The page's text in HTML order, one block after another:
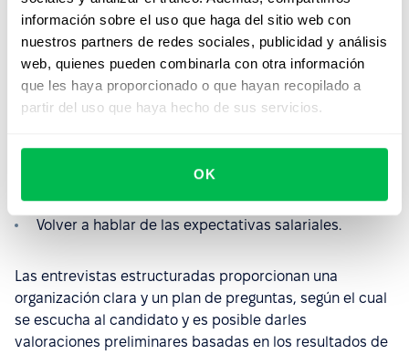
información sobre el uso que haga del sitio web con
nuestros partners de redes sociales, publicidad y análisis
web, quienes pueden combinarla con otra información
que les haya proporcionado o que hayan recopilado a
partir del uso que haya hecho de sus servicios.
OK
Las habilidades duras y blandas del candidato.
Las competencias adquiridas en empleos anteriores.
Cómo las aplicó y cuáles fueron los resultados.
es importante para ellos en cuanto al trabajo en
equipo, si quieren dedicar tiempo al trabajo
Volver a hablar de las expectativas salariales.
Las entrevistas estructuradas proporcionan una
organización clara y un plan de preguntas, según el cual
se escucha al candidato y es posible darles
valoraciones preliminares basadas en los resultados de